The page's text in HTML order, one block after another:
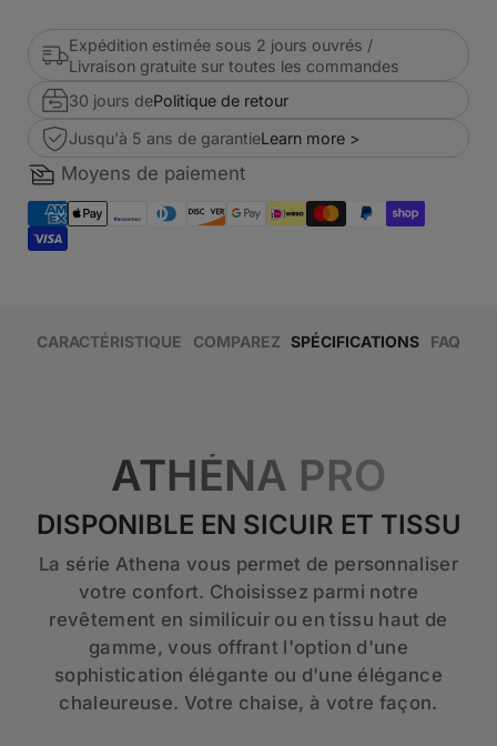
Expédition estimée sous 2 jours ouvrés /
Livraison gratuite sur toutes les commandes
30 jours dePolitique de retour
Jusqu'à 5 ans de garantieLearn more >
Moyens de paiement
CARACTÉRISTIQUE COMPAREZ SPÉCIFICATIONS FAQ
ATHÉNA PRO
DISPONIBLE EN SICUIR ET TISSU
La série Athena vous permet de personnaliser
votre confort. Choisissez parmi notre
revêtement en similicuir ou en tissu haut de
gamme, vous offrant l'option d'une
sophistication élégante ou d'une élégance
chaleureuse. Votre chaise, à votre façon.